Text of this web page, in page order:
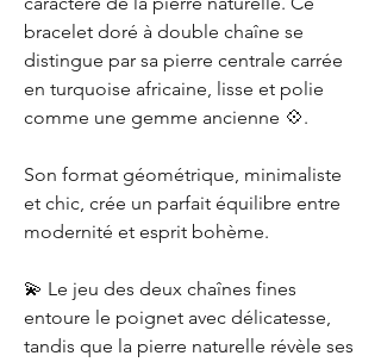
bracelet doré à double chaîne se
distingue par sa pierre centrale carrée
en turquoise africaine, lisse et polie
comme une gemme ancienne 💠.
Son format géométrique, minimaliste
et chic, crée un parfait équilibre entre
modernité et esprit bohème.
💫 Le jeu des deux chaînes fines
entoure le poignet avec délicatesse,
tandis que la pierre naturelle révèle ses